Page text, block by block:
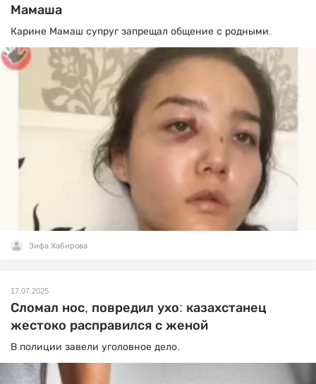
Мамаша
Карине Мамаш супруг запрещал общение с родными.
Зифа Хабирова
17.07.2025
Сломал нос, повредил ухо: казахстанец
жестоко расправился с женой
В полиции завели уголовное дело.